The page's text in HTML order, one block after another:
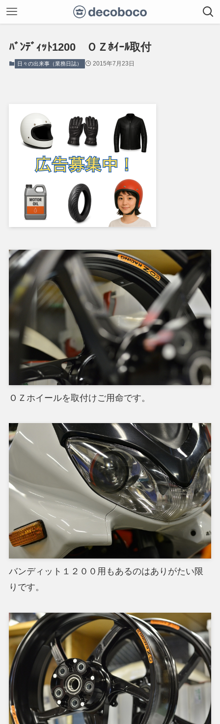
ﾊﾞﾝﾃﾞｨｯﾄ1200 ＯＺﾎｲｰﾙ取付
日々の出来事（業務日誌） 2015年7月23日
ＯＺホイールを取付けご用命です。
バンディット１２００用もあるのはありがたい限
りです。